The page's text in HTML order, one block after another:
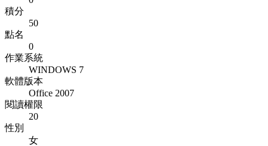
積分
50
點名
0
作業系統
WINDOWS 7
軟體版本
Office 2007
閱讀權限
20
性別
女